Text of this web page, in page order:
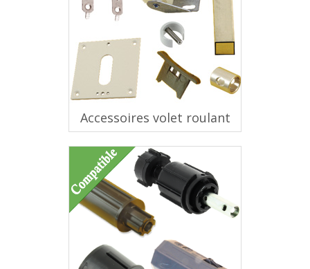
Accessoires volet roulant